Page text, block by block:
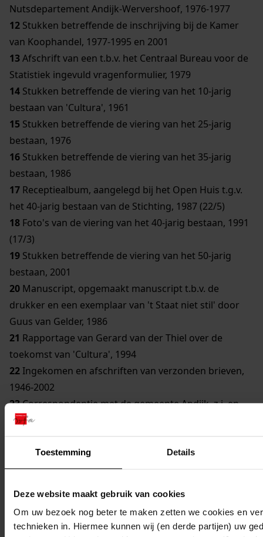
Toestemming Details
Deze website maakt gebruik van cookies
Om uw bezoek nog beter te maken zetten we cookies en
technieken in. Hiermee kunnen wij (en derde partijen) uw
Nutsdepartement Andijk-Wervershoof, 1976-1977
12 Stukken betreffende de inschrijving bij de Kamer
van Koophandel, 1977-1995 en 2001
13Afschrift van een t.b.v. het Centraal Bureau voor de
Statistiek ingevuld vragenformulier, 1979
14 Stukken betreffende de viering van het 10-jarig
bestaan van 'Cultura', 1961
15 Stukken betreffende de viering van het 25-jarig
bestaan, 1976
16 Stukken betreffende de viering van het 35-jarig
bestaan, 1986
17 Receptiealbum, aangelegd bij het Open Huis t.g.v.
het 40-jarig bestaan van de Stichting, 1987 (22/5)
18 Foto's van de viering van het 40-jarig bestaan, 1991
(17/3)
19 Stukken betreffende de viering van het 50-jarig
bestaan, 2001
20 Manuscript, opgemaakt manuscript t.b.v. de
drukker en een exemplaar van 't Staat niet stil' door
Guus van Gelder, 1986
21 Rapportage van Gerard van der Thiel over de
toekomst van 'Cultura', 1994
22 Ingekomen en afschriften van verzonden brieven,
1946-2002
23Correspondentie met de gemeente Andijk, z.j. en
1947-1996
24Stukken betreffende de samenstelling van het
(dagelijks) bestuur en van de Raad van Toezicht, 1977-
1996
uitschrijving van donateurs, z.j., en 1951-1994
26Donateurslijsten, z.j., 1959-1972, 1974-1976, 1978 en